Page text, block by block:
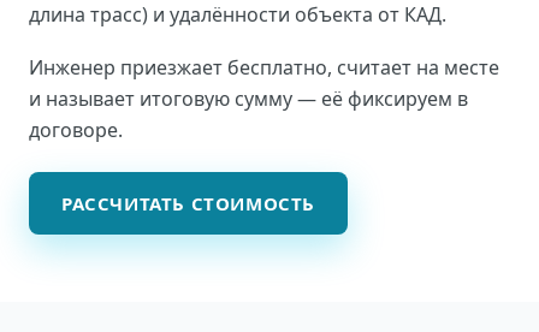
длина трасс) и удалённости объекта от КАД.
Инженер приезжает бесплатно, считает на месте
и называет итоговую сумму — её фиксируем в
договоре.
РАССЧИТАТЬ СТОИМОСТЬ